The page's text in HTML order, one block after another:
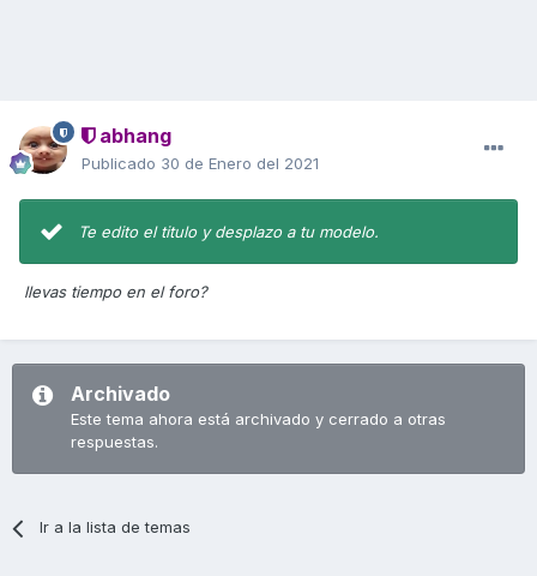
abhang
Publicado 30 de Enero del 2021
Te edito el titulo y desplazo a tu modelo.
llevas tiempo en el foro?
Archivado
Este tema ahora está archivado y cerrado a otras
respuestas.
Ir a la lista de temas